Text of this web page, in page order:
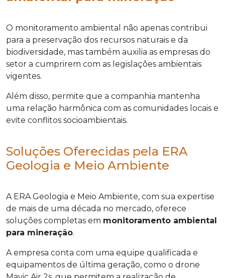
O monitoramento ambiental não apenas contribui
para a preservação dos recursos naturais e da
biodiversidade, mas também auxilia as empresas do
setor a cumprirem com as legislações ambientais
vigentes.
Além disso, permite que a companhia mantenha
uma relação harmônica com as comunidades locais e
evite conflitos socioambientais.
Soluções Oferecidas pela ERA
Geologia e Meio Ambiente
A ERA Geologia e Meio Ambiente, com sua expertise
de mais de uma década no mercado, oferece
soluções completas em monitoramento ambiental
para mineração.
A empresa conta com uma equipe qualificada e
equipamentos de última geração, como o drone